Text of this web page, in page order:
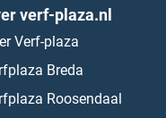
verf-plaza.nl
Verf-plaza
Breda
Roosendaal